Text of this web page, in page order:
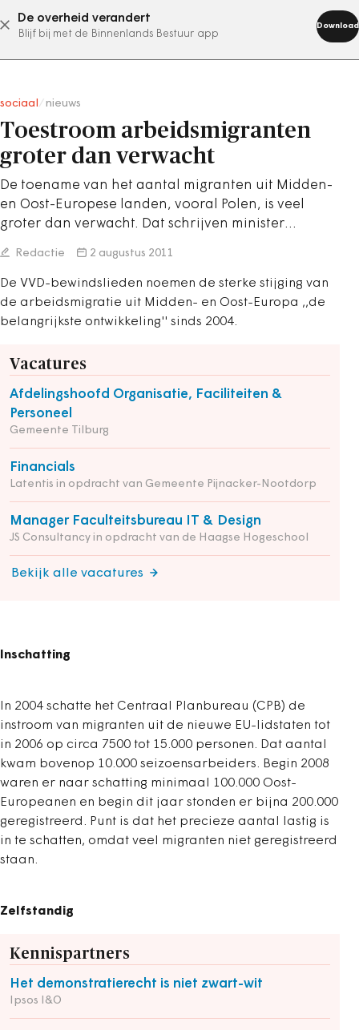
De overheid verandert
Blijf bij met de Binnenlands Bestuur app
Download
abonneer nu
sociaal nieuws
Toestroom arbeidsmigranten
groter dan verwacht
De toename van het aantal migranten uit Midden-
en Oost-Europese landen, vooral Polen, is veel
groter dan verwacht. Dat schrijven minister…
Redactie 2 augustus 2011
De VVD-bewindslieden noemen de sterke stijging van
de arbeidsmigratie uit Midden- en Oost-Europa ,,de
belangrijkste ontwikkeling'' sinds 2004.
Vacatures
Afdelingshoofd Organisatie, Faciliteiten &
Personeel
Gemeente Tilburg
Financials
Latentis in opdracht van Gemeente Pijnacker-Nootdorp
Manager Faculteitsbureau IT & Design
JS Consultancy in opdracht van de Haagse Hogeschool
Bekijk alle vacatures
Inschatting
In 2004 schatte het Centraal Planbureau (CPB) de
instroom van migranten uit de nieuwe EU-lidstaten tot
in 2006 op circa 7500 tot 15.000 personen. Dat aantal
kwam bovenop 10.000 seizoensarbeiders. Begin 2008
waren er naar schatting minimaal 100.000 Oost-
Europeanen en begin dit jaar stonden er bijna 200.000
geregistreerd. Punt is dat het precieze aantal lastig is
in te schatten, omdat veel migranten niet geregistreerd
staan.
Zelfstandig
Kennispartners
Het demonstratierecht is niet zwart-wit
Ipsos I&O